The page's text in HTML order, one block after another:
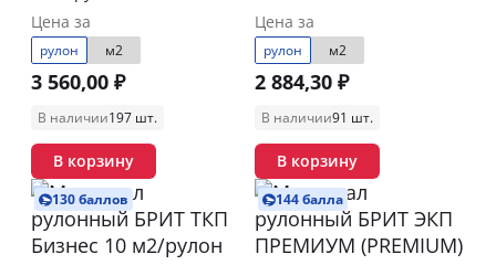
Цена за
рулон м2
3 560,00 ₽
В наличии197 шт.
В корзину
Цена за
рулон м2
2 884,30 ₽
В наличии91 шт.
В корзину
130 баллов 144 балла